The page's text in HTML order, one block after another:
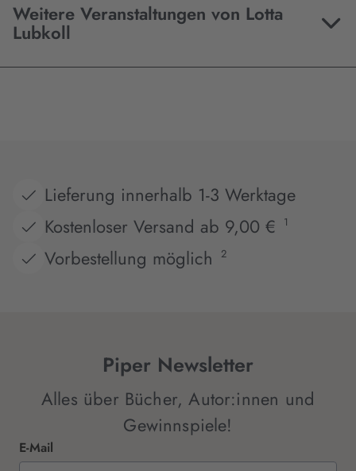
Weitere Veranstaltungen von Lotta
Lubkoll
Lieferung innerhalb 1-3 Werktage
Kostenloser Versand ab 9,00 €
1
Vorbestellung möglich 2
Piper Newsletter
Alles über Bücher, Autor:innen und
Gewinnspiele!
E-Mail